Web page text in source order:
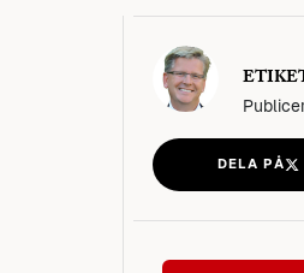
DELA PÅ